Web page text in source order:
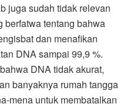
juga sudah tidak relevan
berfatwa tentang bahwa
dan menafikan
DNA sampai 99,9 %.
DNA tidak akurat,
banyaknya rumah tangga
mena untuk membatalkan